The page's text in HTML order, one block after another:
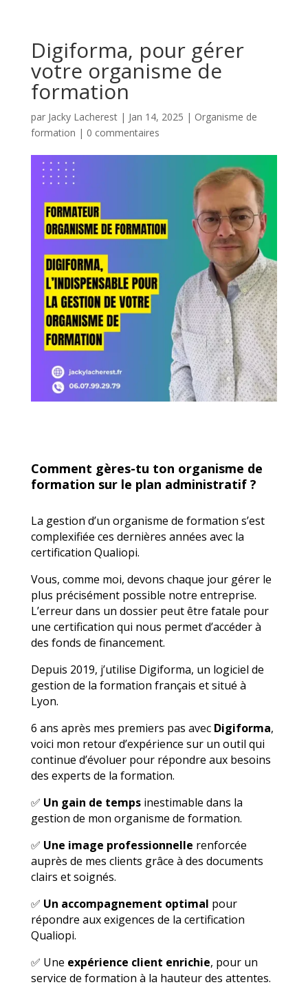
Digiforma, pour gérer
votre organisme de
formation
par Jacky Lacherest| Jan 14, 2025 | Organisme de
formation | 0 commentaires
Comment gères-tu ton organisme de
formation sur le plan administratif ?
La gestion d’un organisme de formation s’est
complexifiée ces dernières années avec la
certification Qualiopi.
Vous, comme moi, devons chaque jour gérer le
plus précisément possible notre entreprise.
L’erreur dans un dossier peut être fatale pour
une certification qui nous permet d’accéder à
des fonds de financement.
Depuis 2019, j’utilise Digiforma, un logiciel de
gestion de la formation français et situé à
Lyon.
6 ans après mes premiers pas avec Digiforma,
voici mon retour d’expérience sur un outil qui
continue d’évoluer pour répondre aux besoins
des experts de la formation.
✅ Un gain de tempsinestimable dans la
gestion de mon organisme de formation.
✅ Une image professionnelle renforcée
auprès de mes clients grâce à des documents
clairs et soignés.
✅ Un accompagnement optimal pour
répondre aux exigences de la certification
Qualiopi.
✅ Une expérience client enrichie, pour un
service de formation à la hauteur des attentes.